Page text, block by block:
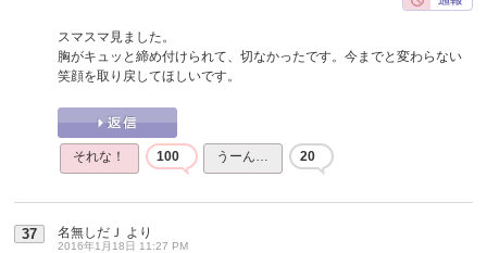
スマスマ見ました。
胸がキュッと締め付けられて、切なかったです。今までと変わらない
笑顔を取り戻してほしいです。
それな！ 100 うーん… 20
37 名無しだＪ より
2016年1月18日 11:27 PM